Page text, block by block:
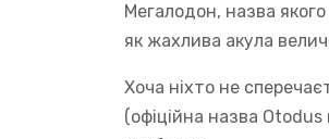
Мегалодон, назва
як жахлива акула
Хоча ніхто не
(офіційна назва